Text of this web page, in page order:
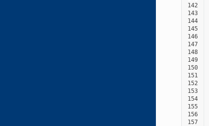
142
143
144
145
146
147
148
149
150
151
152
153
154
155
156
157